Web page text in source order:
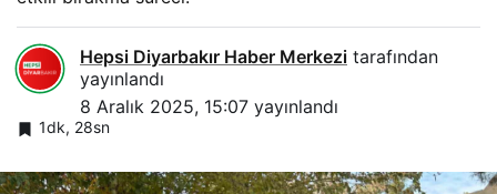
Hepsi Diyarbakır Haber Merkezi tarafından
yayınlandı
8 Aralık 2025, 15:07 yayınlandı
1dk, 28sn
Başladı